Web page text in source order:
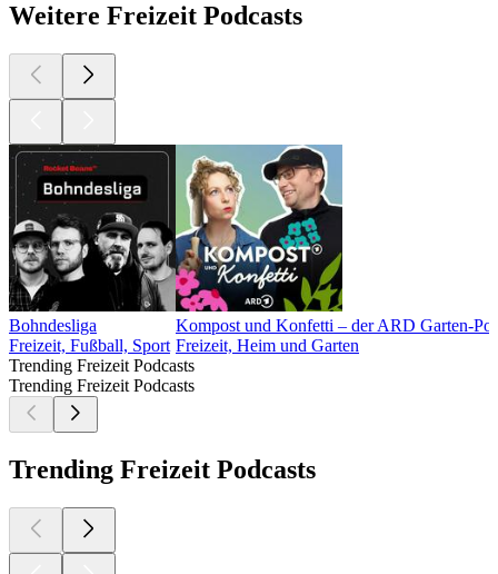
Weitere Freizeit Podcasts
Bohndesliga
Freizeit, Fußball, Sport
Kompost und Konfetti – der ARD Garten-
Freizeit, Heim und Garten
Trending Freizeit Podcasts
Trending Freizeit Podcasts
Trending Freizeit Podcasts